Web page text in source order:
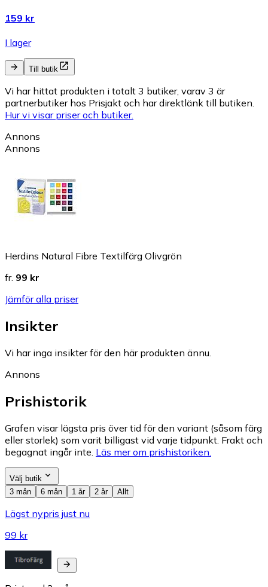
159 kr
I lager
Till butik
Vi har hittat produkten i totalt 3 butiker, varav 3 är
partnerbutiker hos Prisjakt och har direktlänk till butiken.
Hur vi visar priser och butiker.
Annons
Annons
Herdins Natural Fibre Textilfärg Olivgrön
fr. 99 kr
Jämför alla priser
Insikter
Vi har inga insikter för den här produkten ännu.
Annons
Prishistorik
Grafen visar lägsta pris över tid för den variant (såsom färg
eller storlek) som varit billigast vid varje tidpunkt. Frakt och
begagnat ingår inte. Läs mer om prishistoriken.
Välj butik
3 mån
6 mån 1 år 2 år Allt
Lägst nypris just nu
99 kr